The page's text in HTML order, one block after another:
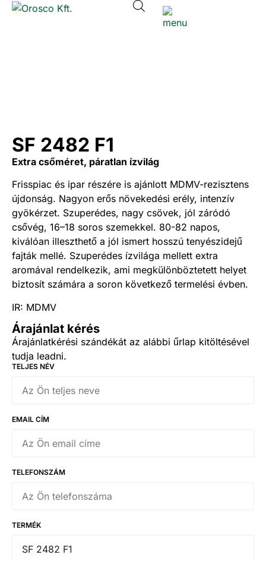
SF 2482 F1
Extra csőméret, páratlan ízvilág
Frisspiac és ipar részére is ajánlott MDMV-rezisztens
újdonság. Nagyon erős növekedési erély, intenzív
gyökérzet. Szuperédes, nagy csövek, jól záródó
csővég, 16–18 soros szemekkel. 80-82 napos,
kiválóan illeszthető a jól ismert hosszú tenyészidejű
fajták mellé. Szuperédes ízvilága mellett extra
aromával rendelkezik, ami megkülönböztetett helyet
biztosít számára a soron következő termelési évben.
IR: MDMV
Árajánlat kérés
Árajánlatkérési szándékát az alábbi űrlap kitöltésével
tudja leadni.
TELJES NÉV
EMAIL CÍM
TELEFONSZÁM
TERMÉK